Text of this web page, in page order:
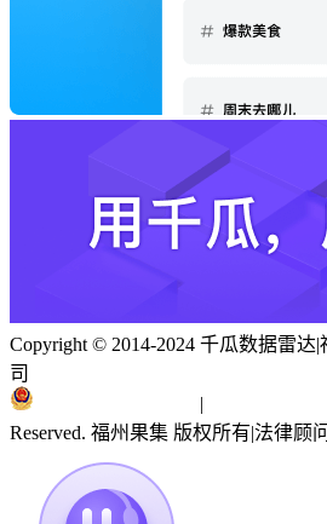
Copyright © 2014-2024 千瓜数据雷达|
司
|
Reserved. 福州果集 版权所有|法律顾